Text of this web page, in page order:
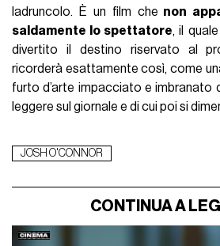
ladruncolo. È un film che non
saldamente lo spettatore, il
divertito il destino riservato al
ricorderà esattamente così, come
furto d’arte impacciato e imbranato
leggere sul giornale e di cui poi si
JOSH O'CONNOR
CONTINUA A